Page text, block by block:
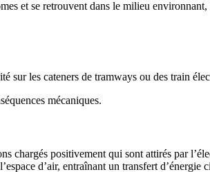
et se retrouvent dans le milieu
sur les cateners de tramways ou des train
mécaniques.
chargés positivement qui sont attirés par
d’air, entraînant un transfert